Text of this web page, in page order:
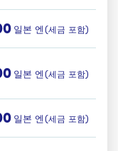
일본 엔(세금 포함)
일본 엔(세금 포함)
일본 엔(세금 포함)